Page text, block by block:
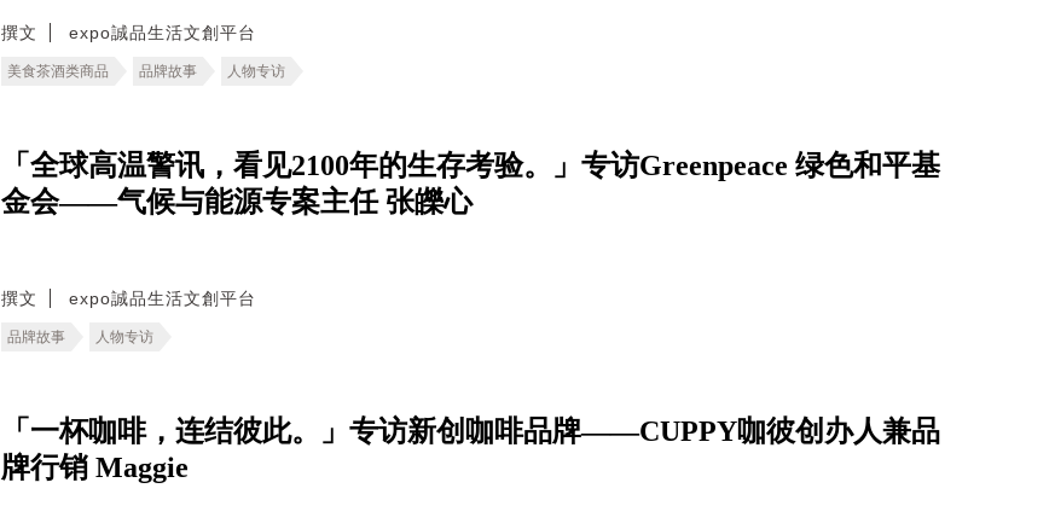
撰文 expo誠品生活文創平台
美食茶酒类商品 品牌故事 人物专访
「全球高温警讯，看见2100年的生存考验。」专访Greenpeace 绿色和平基
金会——气候与能源专案主任 张皪心
撰文 expo誠品生活文創平台
品牌故事 人物专访
「一杯咖啡，连结彼此。」专访新创咖啡品牌——CUPPY咖彼创办人兼品
牌行销 Maggie